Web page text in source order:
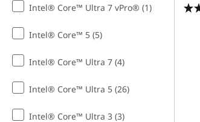
사
무
실
용
Intel® Core™ Ultra 7 vPro® (1)
Intel® Core™ 5 (5)
Intel® Core™ Ultra 7 (4)
Intel® Core™ Ultra 5 (26)
Intel® Core™ Ultra 3 (3)